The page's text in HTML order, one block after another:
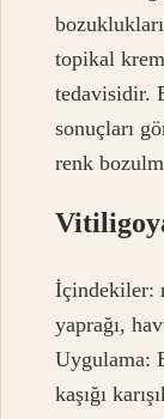
topikal
tedavisidir.
sonuçları
renk
İçindekiler:
yaprağı,
Uygulama:
kaşığı